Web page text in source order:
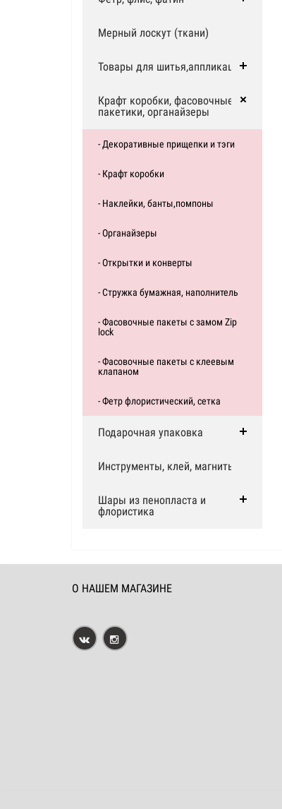
Мерный лоскут (ткани)
Товары для шитья,аппликации
Крафт коробки, фасовочные
пакетики, органайзеры
- Декоративные прищепки и тэги
- Крафт коробки
- Наклейки, банты,помпоны
- Органайзеры
- Открытки и конверты
- Стружка бумажная, наполнитель
- Фасовочные пакеты с замом Zip
lock
- Фасовочные пакеты с клеевым
клапаном
- Фетр флористический, сетка
Подарочная упаковка
Инструменты, клей, магниты
Шары из пенопласта и
флористика
О НАШЕМ МАГАЗИНЕ